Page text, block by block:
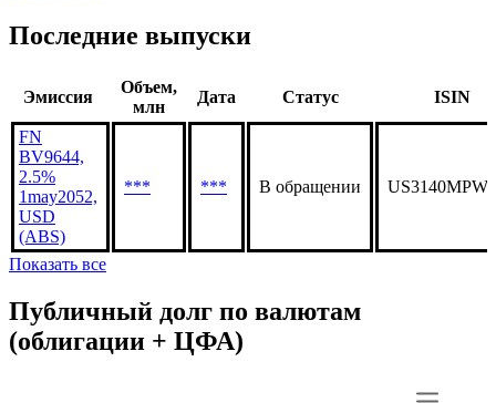
Последние выпуски
Эмиссия
Объем,
млн
Дата Статус ISIN
FN
BV9644,
2.5%
1may2052,
USD
(ABS)
*** *** В обращении
Показать все
Публичный долг по валютам
(облигации + ЦФА)